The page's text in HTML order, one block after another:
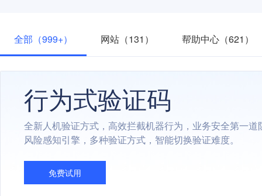
全部（999+） 网站（131） 帮助中心（621）
行为式验证码
全新人机验证方式，高效拦截机器行为，业务安全第一道
风险感知引擎，多种验证方式，智能切换验证难度。
免费试用